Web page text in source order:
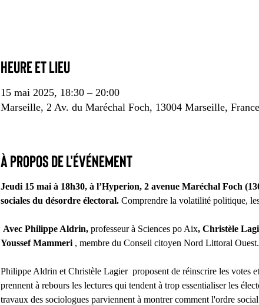
Heure et lieu
15 mai 2025, 18:30 – 20:00
Marseille, 2 Av. du Maréchal Foch, 13004 Marseille, France
À propos de l'événement
Jeudi 15 mai à 18h30, à l’Hyperion, 2 avenue Maréchal Foch
sociales du désordre électoral. Comprendre la volatilité politique,
Avec Philippe Aldrin, professeur à Sciences po Aix, Christèle
Youssef Mammeri , membre du Conseil citoyen Nord Littoral Ouest.
Philippe Aldrin et Christèle Lagier  proposent de réinscrire les votes
prennent à rebours les lectures qui tendent à trop essentialiser les
travaux des sociologues parviennent à montrer comment l'ordre